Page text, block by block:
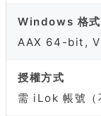
Windows 格式
AAX 64-bit,
授權方式
需 iLok 帳號（